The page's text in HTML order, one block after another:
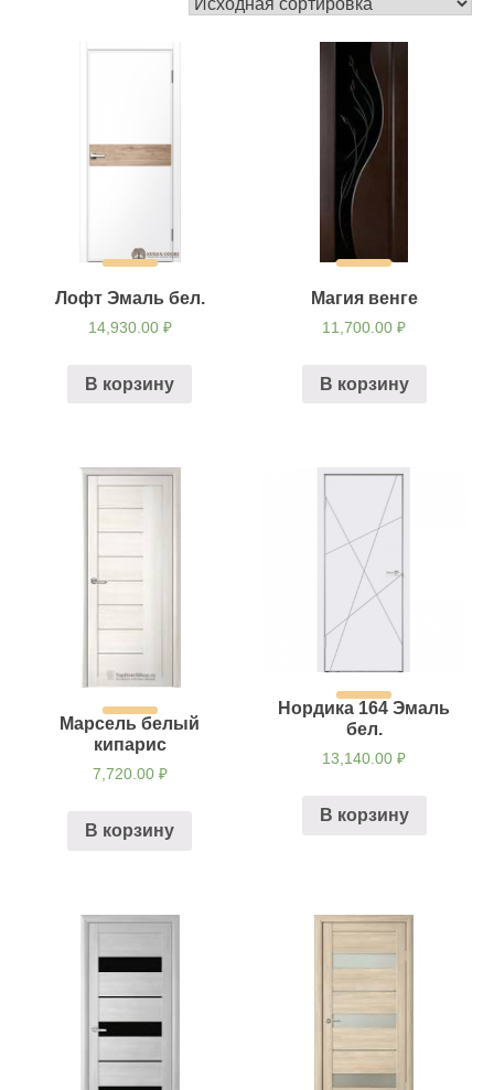
Лофт Эмаль бел.
14,930.00 ₽
В корзину
Магия венге
11,700.00₽
В корзину
Марсель белый
кипарис
7,720.00 ₽
В корзину
Нордика 164 Эмаль
бел.
13,140.00₽
В корзину